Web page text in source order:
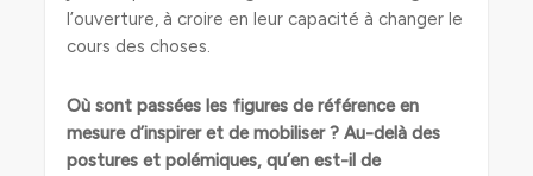
l’ouverture, à croire en leur capacité à changer le
cours des choses.
Où sont passées les figures de référence en
mesure d’inspirer et de mobiliser ? Au-delà des
postures et polémiques, qu’en est-il de